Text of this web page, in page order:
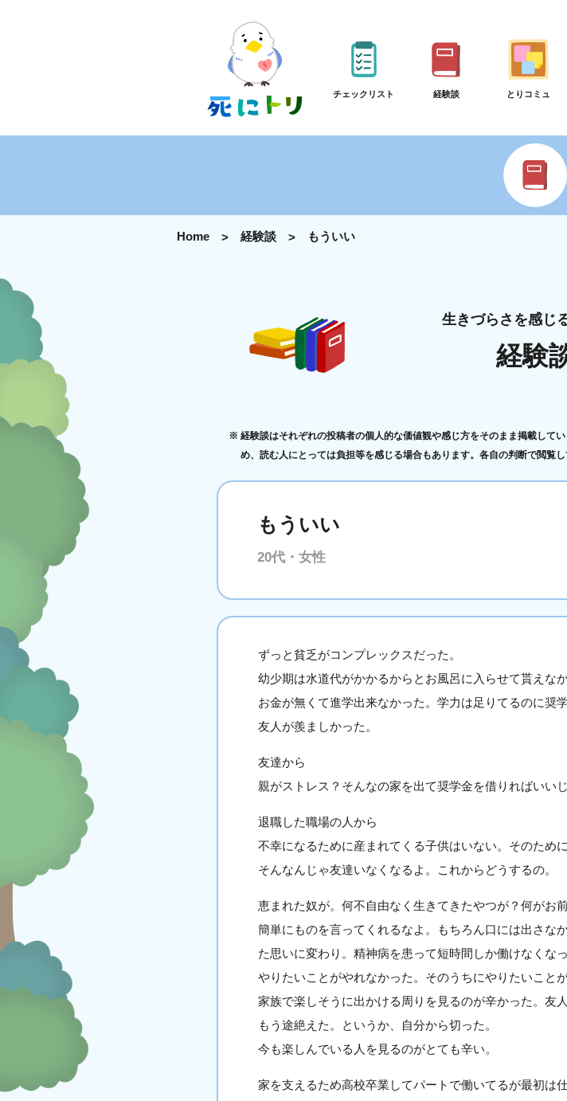
チェックリスト 経験談 とりコミュ
Home 経験談 もういい
生きづらさを感じ
経験
経験談はそれぞれの投稿者の個人的な価値観や感じ方をそのまま掲載して
め、読む人にとっては負担等を感じる場合もあります。各自の判断で閲覧し
もういい
20代・女性
ずっと貧乏がコンプレックスだった。
幼少期は水道代がかかるからとお風呂に入らせて貰えな
お金が無くて進学出来なかった。学力は足りてるのに奨
友人が羨ましかった。
友達から
親がストレス？そんなの家を出て奨学金を借りればいいじ
退職した職場の人から
不幸になるために産まれてくる子供はいない。そのため
そんなんじゃ友達いなくなるよ。これからどうするの。
恵まれた奴が。何不自由なく生きてきたやつが？何がお
簡単にものを言ってくれるなよ。もちろん口には出さな
た思いに変わり。精神病を患って短時間しか働けなくなっ
やりたいことがやれなかった。そのうちにやりたいこと
家族で楽しそうに出かける周りを見るのが辛かった。友
もう途絶えた。というか、自分から切った。
今も楽しんでいる人を見るのがとても辛い。
家を支えるため高校卒業してパートで働いてるが最初は